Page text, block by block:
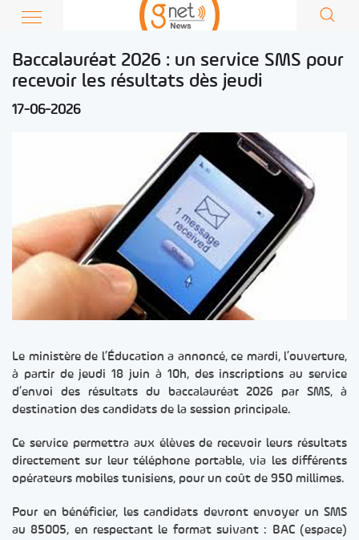
Baccalauréat 2026 : un service SMS pour
recevoir les résultats dès jeudi
17-06-2026
Le ministère de l’Éducation a annoncé, ce mardi, l’ouverture,
à partir de jeudi 18 juin à 10h, des inscriptions au service
d’envoi des résultats du baccalauréat 2026 par SMS, à
destination des candidats de la session principale.
Ce service permettra aux élèves de recevoir leurs résultats
directement sur leur téléphone portable, via les différents
opérateurs mobiles tunisiens, pour un coût de 950 millimes.
Pour en bénéficier, les candidats devront envoyer un SMS
au 85005, en respectant le format suivant : BAC (espace)